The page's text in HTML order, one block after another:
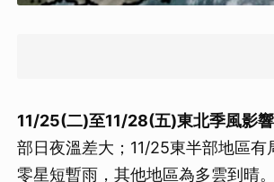
11/25(二)至11/28(五)東北季風影
部日夜溫差大；11/25東半部地區
零星短暫雨，其他地區為多雲到晴。